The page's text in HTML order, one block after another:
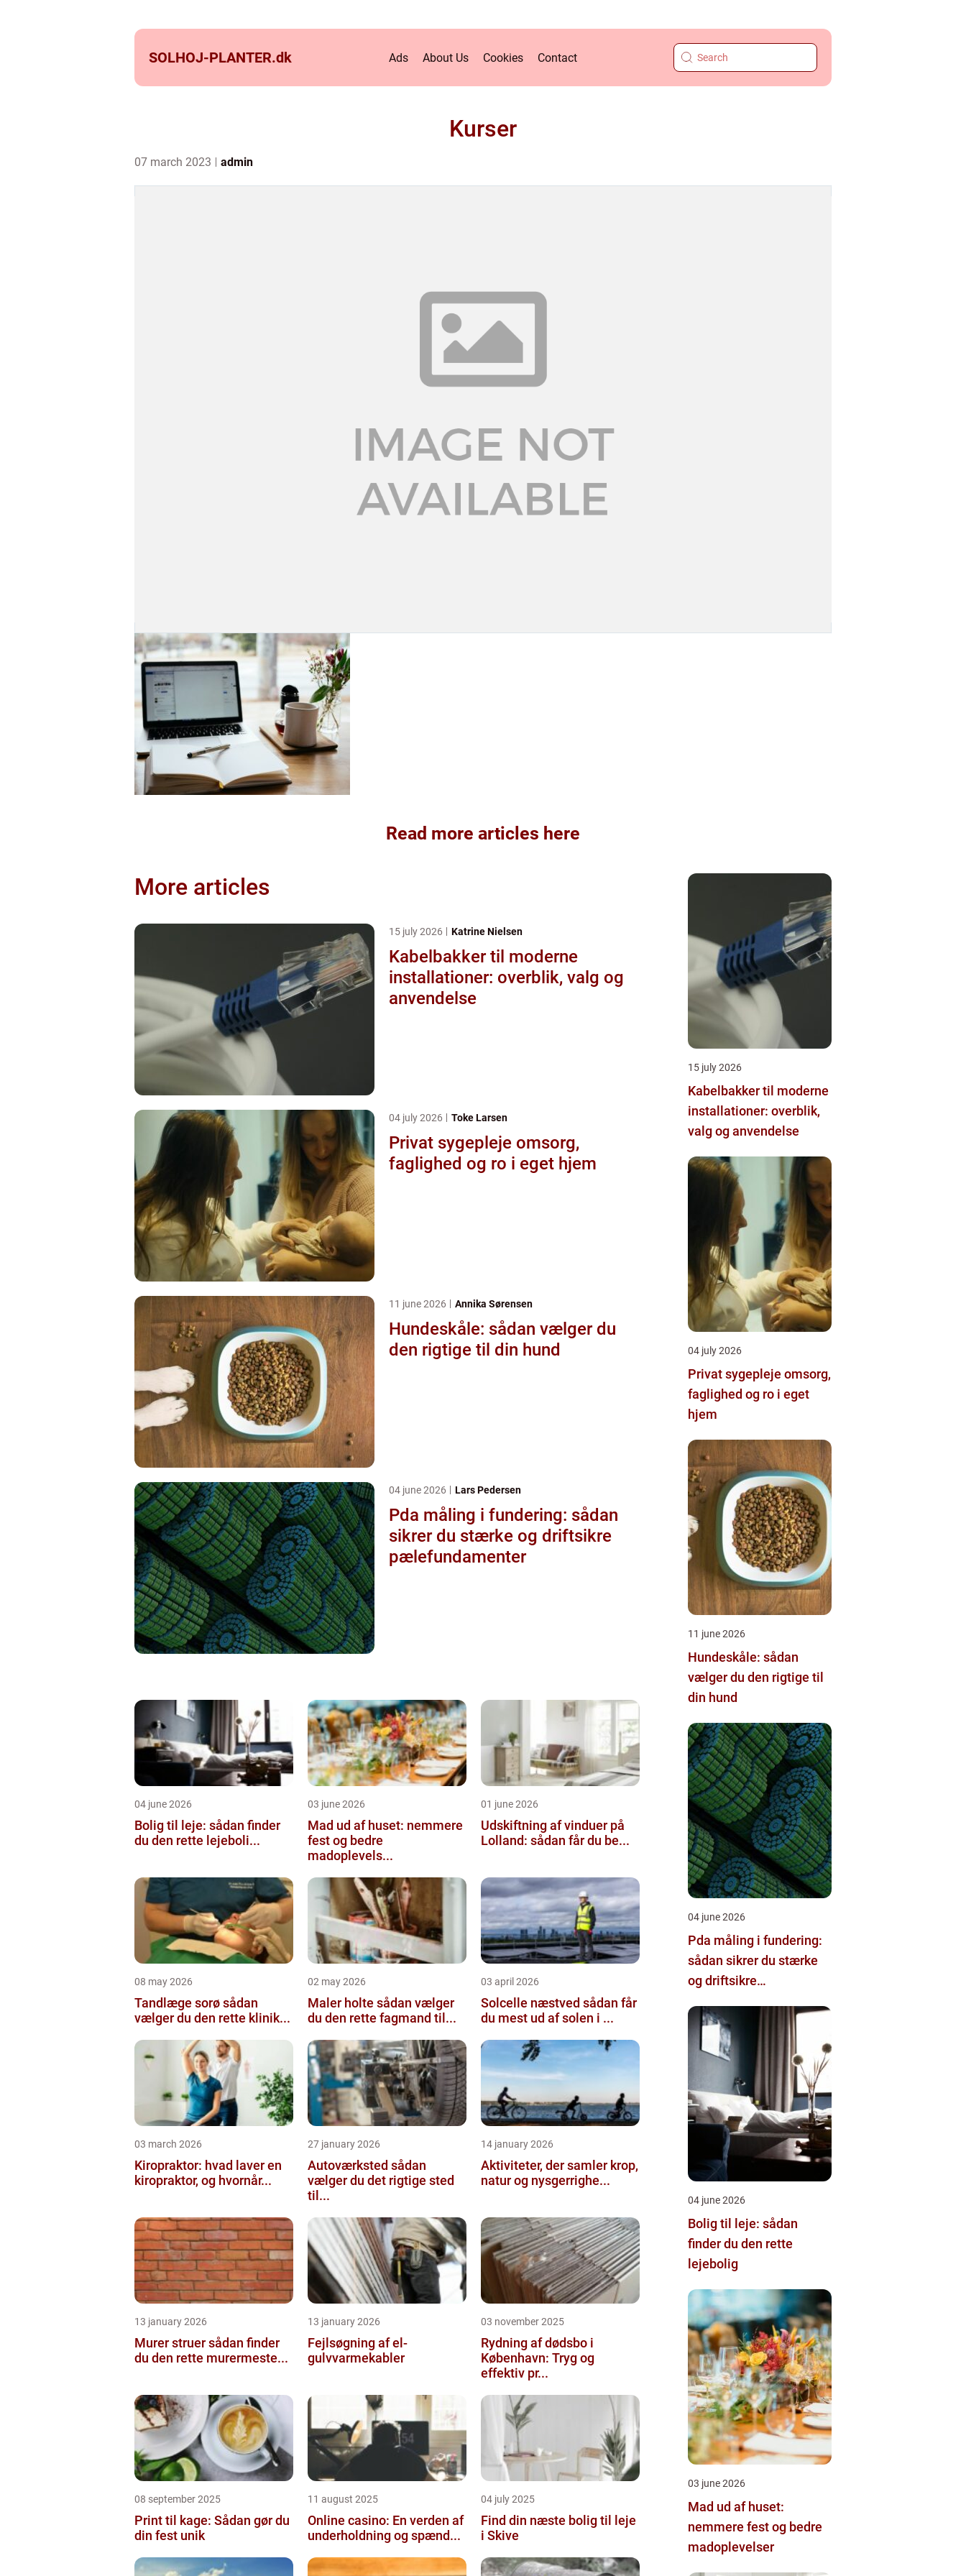
SOLHOJ-PLANTER.dk Ads About Us Cookies Contact
Kurser
07 march 2023 admin
Read more articles here
More articles
15 july 2026 Katrine Nielsen
Kabelbakker til moderne
installationer: overblik, valg og
anvendelse
04 july 2026 Toke Larsen
Privat sygepleje omsorg,
faglighed og ro i eget hjem
11 june 2026 Annika Sørensen
Hundeskåle: sådan vælger du
den rigtige til din hund
04 june 2026 Lars Pedersen
Pda måling i fundering: sådan
sikrer du stærke og driftsikre
pælefundamenter
04 june 2026
Bolig til leje: sådan finder
du den rette lejeboli...
03 june 2026
Mad ud af huset: nemmere
fest og bedre
madoplevels...
01 june 2026
Udskiftning af vinduer på
Lolland: sådan får du be...
08 may 2026
Tandlæge sorø sådan
vælger du den rette klinik...
02 may 2026
Maler holte sådan vælger
du den rette fagmand til...
03 april 2026
Solcelle næstved sådan får
du mest ud af solen i ...
03 march 2026
Kiropraktor: hvad laver en
kiropraktor, og hvornår...
27 january 2026
Autoværksted sådan
vælger du det rigtige sted
til...
14 january 2026
Aktiviteter, der samler krop,
natur og nysgerrighe...
13 january 2026
Murer struer sådan finder
du den rette murermeste...
13 january 2026
Fejlsøgning af el-
gulvvarmekabler
03 november 2025
Rydning af dødsbo i
København: Tryg og
effektiv pr...
08 september 2025
Print til kage: Sådan gør du
din fest unik
11 august 2025
Online casino: En verden af
underholdning og spænd...
04 july 2025
Find din næste bolig til leje
i Skive
15 july 2026
Kabelbakker til moderne
installationer: overblik,
valg og anvendelse
04 july 2026
Privat sygepleje omsorg,
faglighed og ro i eget
hjem
11 june 2026
Hundeskåle: sådan
vælger du den rigtige til
din hund
04 june 2026
Pda måling i fundering:
sådan sikrer du stærke
og driftsikre
04 june 2026
Bolig til leje: sådan
finder du den rette
lejebolig
03 june 2026
Mad ud af huset:
nemmere fest og bedre
madoplevelser